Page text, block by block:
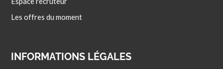
Les offres du moment
INFORMATIONS LÉGALES